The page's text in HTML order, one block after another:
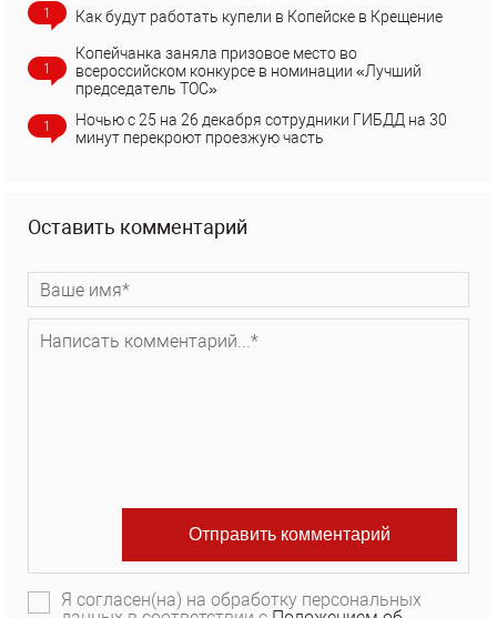
1 Как будут работать купели в Копейске в Крещение
1
Копейчанка заняла призовое место во
всероссийском конкурсе в номинации «Лучший
председатель ТОС»
1
Ночью с 25 на 26 декабря сотрудники ГИБДД на 30
минут перекроют проезжую часть
Оставить комментарий
Я согласен(на) на обработку персональных